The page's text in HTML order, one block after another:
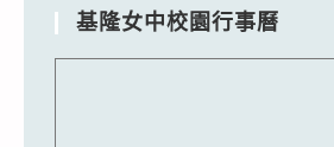
基隆女中校園行事曆